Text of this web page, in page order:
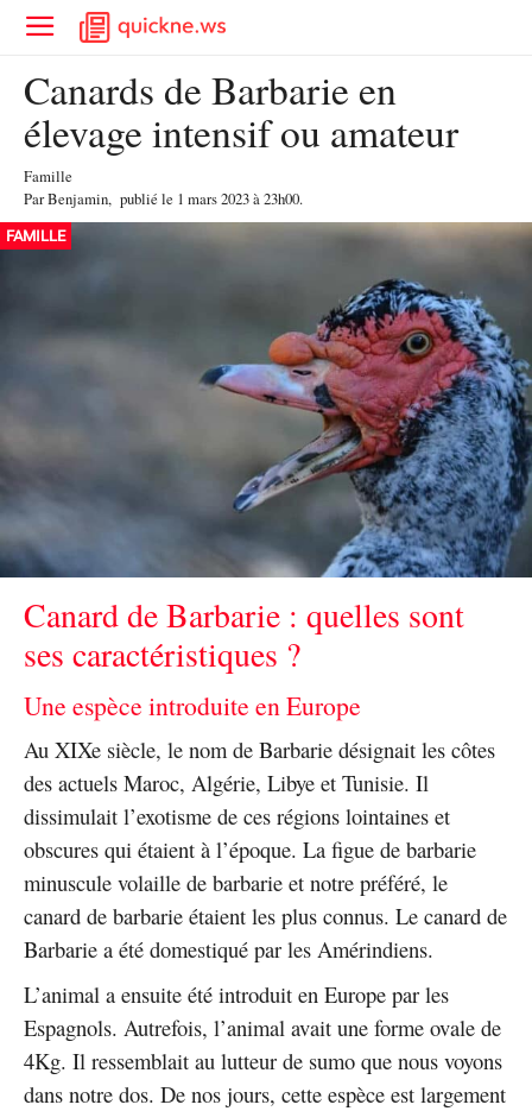
Canards de Barbarie en
élevage intensif ou amateur
Famille
ParBenjamin, publié le 1 mars 2023à 23h00.
FAMILLE
Canard de Barbarie : quelles sont
ses caractéristiques ?
Une espèce introduite en Europe
Au XIXe siècle, le nom de Barbarie désignait les côtes
des actuels Maroc, Algérie, Libye et Tunisie. Il
dissimulait l’exotisme de ces régions lointaines et
obscures qui étaient à l’époque. La figue de barbarie
minuscule volaille de barbarie et notre préféré, le
canard de barbarie étaient les plus connus. Le canard de
Barbarie a été domestiqué par les Amérindiens.
L’animal a ensuite été introduit en Europe par les
Espagnols. Autrefois, l’animal avait une forme ovale de
4Kg. Il ressemblait au lutteur de sumo que nous voyons
dans notre dos. De nos jours, cette espèce est largement